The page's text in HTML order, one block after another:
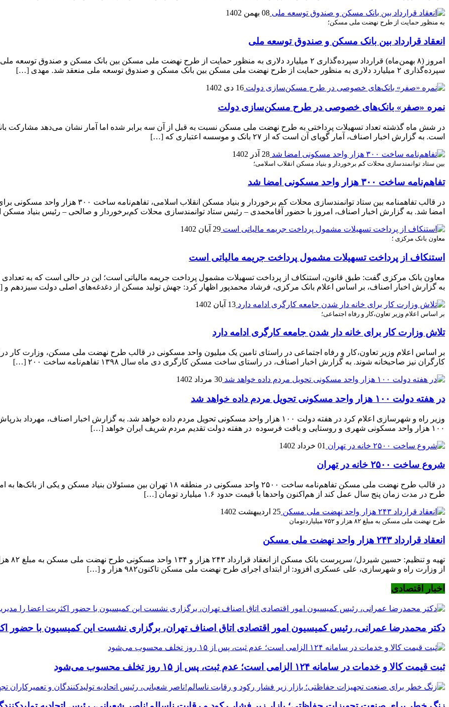
08 بهمن 1402
به منظور حمایت از طرح نهضت ملی مسکن؛
انعقاد قرارداد بین بانک مسکن و صندوق توسعه ملی
سپرده‌گذاری ۲ میلیارد دلاری به منظور حمایت از طرح نهضت ملی مسکن بین بانک مسکن و صندوق توسعه ملی منعقد شد. مهدی […]
16 دی 1402
نمره «صفر» بانک‌های خصوصی در طرح مسکن‌سازی دولت
است. به گزارش اخبار اصناف، آمار گویای آن است که از ۲۷ بانک و موسسه اعتباری که […]
28 آذر 1402
بین ستاد توانمندسازی محلات کم برخوردار و بنیاد مسکن انقلاب اسلامی؛
تفاهم‌نامه ساخت ۳۰۰ هزار واحد مسکونی امضا شد
در قالب تفاهمنامه بین ستاد توانمندسازی محلات
امضا شد. به گزارش اخبار اصناف، امروز با حضور آقامحمدی – رئیس ستاد توانمندسازی محلات کم‌برخوردار و صالحی – رئیس بنیاد مسکن
29 آبان 1402
معاون بانک مرکزی ؛
استنکاف از پرداخت تسهیلات مشمول پرداخت جریمه مالیاتی است
معاون بانک مرکزی گفت: طبق قانون، استنکاف از پرداخت تسهیلات مشمول پرداخت جریمه مالیاتی است؛ این در حالی است که به
به گزارش اخبار اصناف، بر اساس اعلام بانک مرکزی، فرشاد محمدپور اظهار کرد: جهش تولید مسکن از دغدغه‌های اصلی دولت سیزدهم
13 آبان 1402
بر اساس اعلام وزیر تعاون،کار و رفاه اجتماعی؛
تلاش وزارت کار برای خانه دار شدن جامعه کارگری ادامه دارد
بر اساس اعلام وزیر تعاون،کار و رفاه اجتماعی در راستای تامین یک میلیون واحد مسکونی در قالب طرح نهضت ملی مسکن، وزارت
کارگران نیز صاحبخانه شوند. به گزارش اخبار اصناف،‌ در راستای ساخت مسکن کارگری دی ماه سال ۱۳۹۸ تفاهم‌نامه ساخت ۲۰۰ […]
30 مرداد 1402
در هفته دولت ۱۰۰ هزار واحد مسکونی تحویل مردم داده خواهد شد
وزیر راه و شهرسازی اعلام کرد در هفته دولت ۱۰۰ هزار واحد مسکونی تحویل مردم داده خواهد شد. به گزارش
۱۰۰ هزار واحد مسکونی شهری و روستایی و بافت فرسوده در هفته دولت تقدیم مردم شریف ایران خواهد […]
01 خرداد 1402
شروع ساخت ۲۵۰۰ خانه در تهران
در قالب طرح نهضت ملی مسکن تفاهم‌نامه ساخت ۲۵۰۰ واحد مسکونی در منطقه ۱۸
طرح در مدت زمان پنج سال عمل کند از هم‌اکنون واحدها با قیمت حدود ۱.۶ میلیارد تومان […]
25 اردیبهشت 1402
طرح نهضت ملی مسکن به مبلغ ۸۲ هزار و ۷۵۲ میلیاردتومان
انعقاد قرارداد ۲۴۳ هزار واحد نهضت ملی مسکن
از وزارت راه و شهرسازی، علی عسکری افزود: از ابتدای اجرای طرح نهضت ملی مسکن تاکنون۹۸۲ هزار و […]
اخبار اقتصادی
دکتر محمدرضا عمرانی، رئیس کمیسیون امور اقتصادی اتاق اصناف تهران، برگزاری نشست این کمیسیون با حضور
ثبت قیمت کالا و خدمات در سامانه ۱۲۴ الزامی است؛ عدم ثبت، پس از ۱۵ روز تخلف محسوب می‌شود